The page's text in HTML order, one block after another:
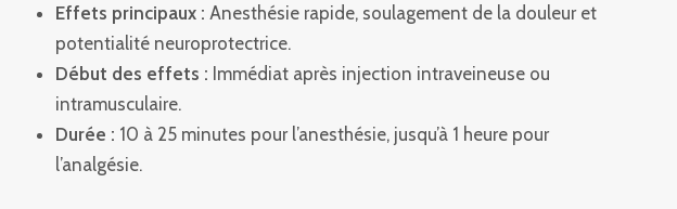
Effets principaux : Anesthésie rapide, soulagement de la douleur et
potentialité neuroprotectrice.
Début des effets : Immédiat après injection intraveineuse ou
intramusculaire.
Durée : 10 à 25 minutes pour l’anesthésie, jusqu’à 1 heure pour
l’analgésie.